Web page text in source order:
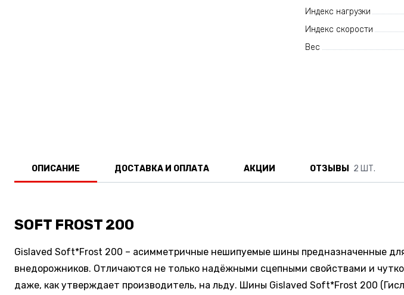
Индекс нагрузки
Индекс скорости
Вес
ОПИСАНИЕ ДОСТАВКА И ОПЛАТА АКЦИИ ОТЗЫВЫ 2 ШТ.
SOFT FROST 200
Gislaved Soft*Frost 200 – асимметричные нешипуемые шины предназначенные
внедорожников. Отличаются не только надёжными сцепными свойствами и
даже, как утверждает производитель, на льду. Шины Gislaved Soft*Frost 200